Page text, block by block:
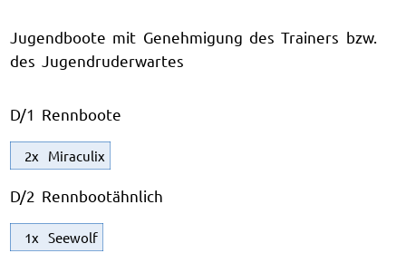
Jugendboote mit Genehmigung des Trainers bzw.
des Jugendruderwartes
D/1 Rennboote
2x Miraculix
D/2 Rennbootähnlich
1x Seewolf